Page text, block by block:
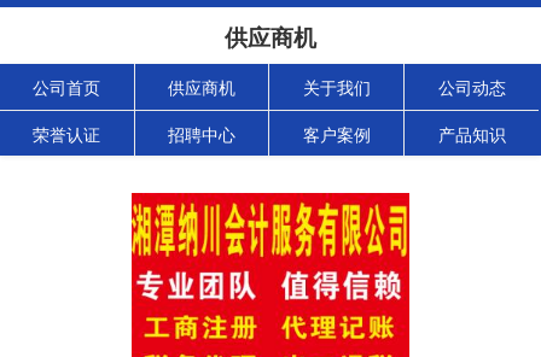
供应商机
公司首页 供应商机 关于我们 公司动态
荣誉认证 招聘中心 客户案例 产品知识